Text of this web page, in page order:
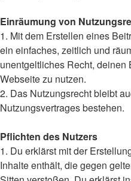
Einräumung von
1. Mit dem Erstellen eines
ein einfaches, zeitlich und
unentgeltliches Recht, deinen
Webseite zu nutzen.
2. Das Nutzungsrecht bleibt
Nutzungsvertrages bestehen.
Pflichten des Nutzers
1. Du erklärst mit der
Inhalte enthält, die gegen